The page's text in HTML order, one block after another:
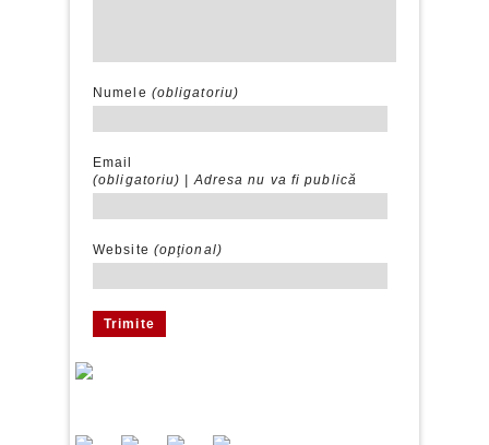
Numele (obligatoriu)
Email
(obligatoriu) |Adresa nu va fi publică
Website (opţional)